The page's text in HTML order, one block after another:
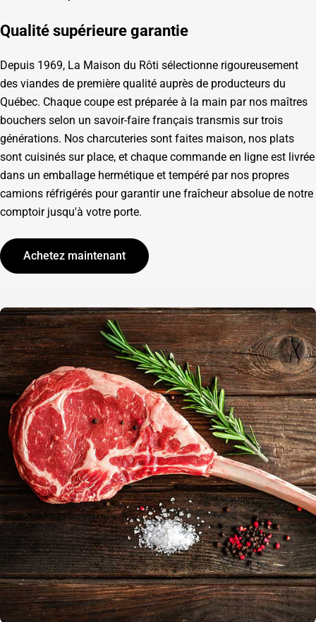
Qualité supérieure garantie
Depuis 1969, La Maison du Rôti sélectionne rigoureusement
des viandes de première qualité auprès de producteurs du
Québec. Chaque coupe est préparée à la main par nos maîtres
bouchers selon un savoir-faire français transmis sur trois
générations. Nos charcuteries sont faites maison, nos plats
sont cuisinés sur place, et chaque commande en ligne est livrée
dans un emballage hermétique et tempéré par nos propres
camions réfrigérés pour garantir une fraîcheur absolue de notre
comptoir jusqu'à votre porte.
Achetez maintenant